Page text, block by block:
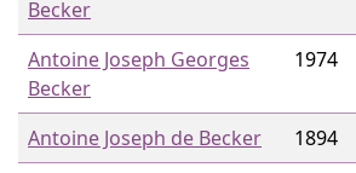
Becker
Antoine Joseph Georges
Becker
1974
Antoine Joseph de Becker 1894